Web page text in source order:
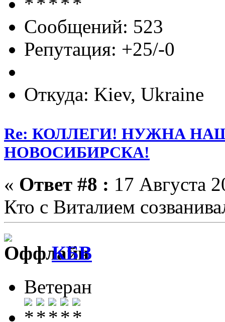
Сообщений: 523
Репутация: +25/-0
Откуда: Kiev, Ukraine
Re: КОЛЛЕГИ! НУЖНА
НОВОСИБИРСКА!
« Ответ #8 : 17 Августа
Кто с Виталием
КБВ
Ветеран